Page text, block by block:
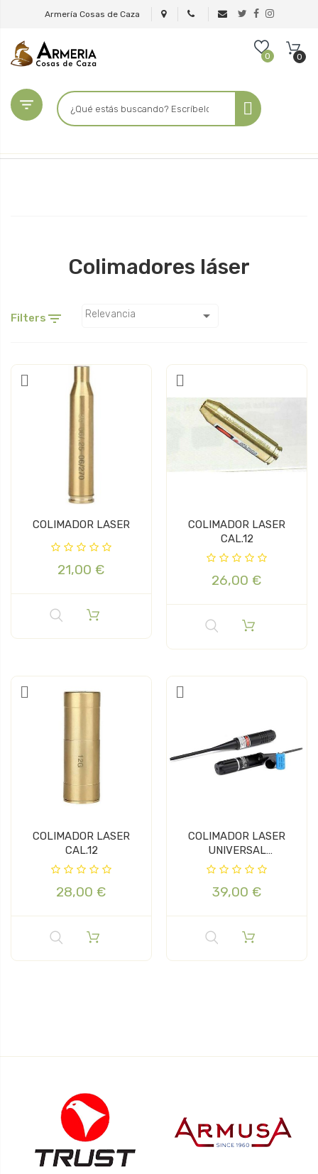
Armería Cosas de Caza
0 0

Colimadores láser
Filters  Relevancia 
COLIMADOR LASER
21,00 €
COLIMADOR LASER
CAL.12
26,00 €
COLIMADOR LASER
CAL.12
28,00 €
COLIMADOR LASER
UNIVERSAL
PARABELLUM
39,00 €